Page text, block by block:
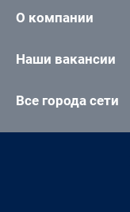
О компании
Наши вакансии
Все города сети